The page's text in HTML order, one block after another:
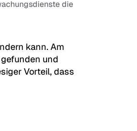
die
kann. Am
und
Vorteil, dass